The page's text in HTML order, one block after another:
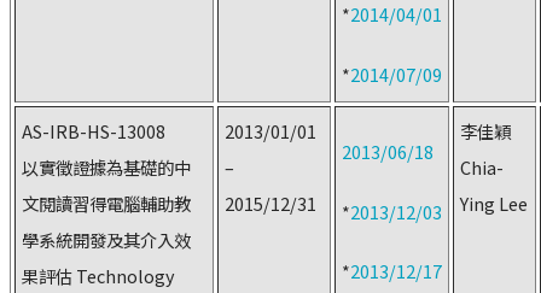
*2014/04/01
*2014/07/09
AS-IRB-HS-13008
以實徵證據為基礎的中
文閱讀習得電腦輔助教
學系統開發及其介入效
果評估 Technology
2013/01/01
–
2015/12/31
2013/06/18
*2013/12/03
*2013/12/17
李佳穎
Chia-
Ying Lee